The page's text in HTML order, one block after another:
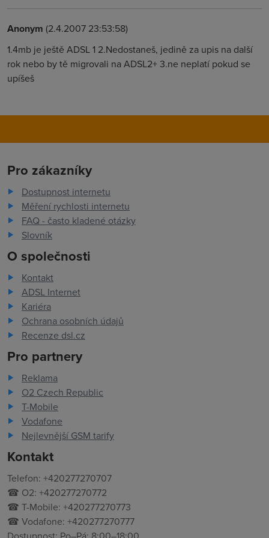
Anonym (2.4.2007 23:53:58)
1.4mb je ještě ADSL 1 2.Nedostaneš, jedině za upis na další
rok nebo by tě migrovali na ADSL2+ 3.ne neplatí pokud se
upíšeš
Pro zákazníky
Dostupnost internetu
Měření rychlosti internetu
FAQ - často kladené otázky
Slovník
O společnosti
Kontakt
ADSL Internet
Kariéra
Ochrana osobních údajů
Recenze dsl.cz
Pro partnery
Reklama
O2 Czech Republic
T-Mobile
Vodafone
Nejlevnější GSM tarify
Kontakt
Telefon: +420277270707
☎ O2: +420277270772
☎ T-Mobile: +420277270773
☎ Vodafone: +420277270777